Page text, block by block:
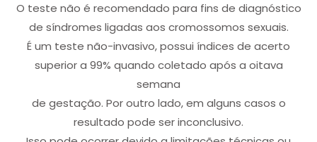
O teste não é recomendado para fins de diagnóstico
de síndromes ligadas aos cromossomos sexuais.
É um teste não-invasivo, possui índices de acerto
superior a 99% quando coletado após a oitava
semana
de gestação. Por outro lado, em alguns casos o
resultado pode ser inconclusivo.